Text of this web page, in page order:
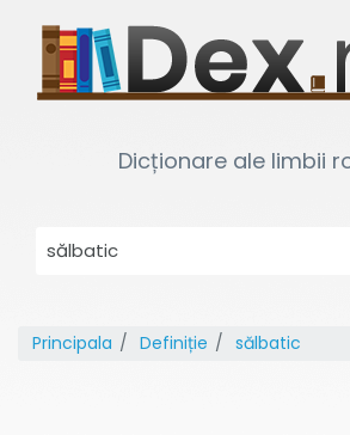
Dicționare ale limbii
Principala Definiție sălbatic